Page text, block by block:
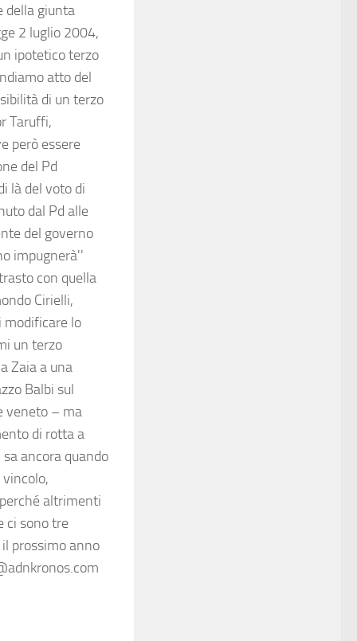
della giunta
2 luglio 2004,
ipotetico terzo
atto del
di un terzo
Taruffi,
però essere
del Pd
là del voto di
dal Pd alle
del governo
impugnerà''
con quella
Cirielli,
modificare lo
un terzo
Zaia a una
Balbi sul
veneto – ma
di rotta a
ancora quando
altrimenti
ci sono tre
prossimo anno